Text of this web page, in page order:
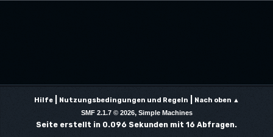
Hilfe| Nutzungsbedingungen und Regeln Nach oben ▲
SMF 2.1.7 © 2026, Simple Machines
Seite erstellt in 0.096 Sekunden mit 16 Abfragen.